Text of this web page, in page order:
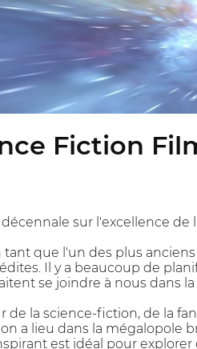
Fiction
sur l'excellence de
que l'un des plus
Il y a beaucoup de
se joindre à nous dans
la science-fiction, de la
a lieu dans la mégalopole
est idéal pour